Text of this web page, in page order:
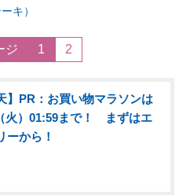
キ）
ジ 1 2
】PR：お買い物マラソンは
火）01:59まで！ まずはエ
ーから！